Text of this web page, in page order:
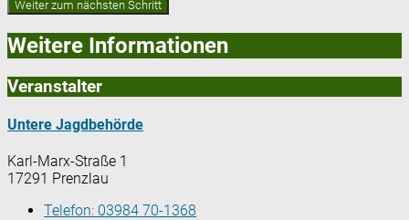
Weitere Informationen
Veranstalter
Untere Jagdbehörde
Karl-Marx-Straße 1
17291 Prenzlau
Telefon: 03984 70-1368